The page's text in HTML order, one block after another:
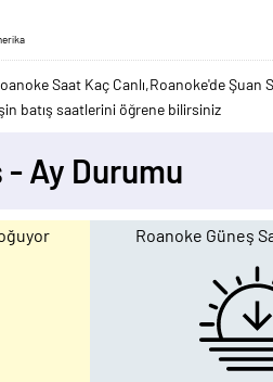
Saat Kaç Canlı,Roanoke'de
batış saatlerini öğrene bilirsiniz
- Ay Durumu
Roanoke Güneş